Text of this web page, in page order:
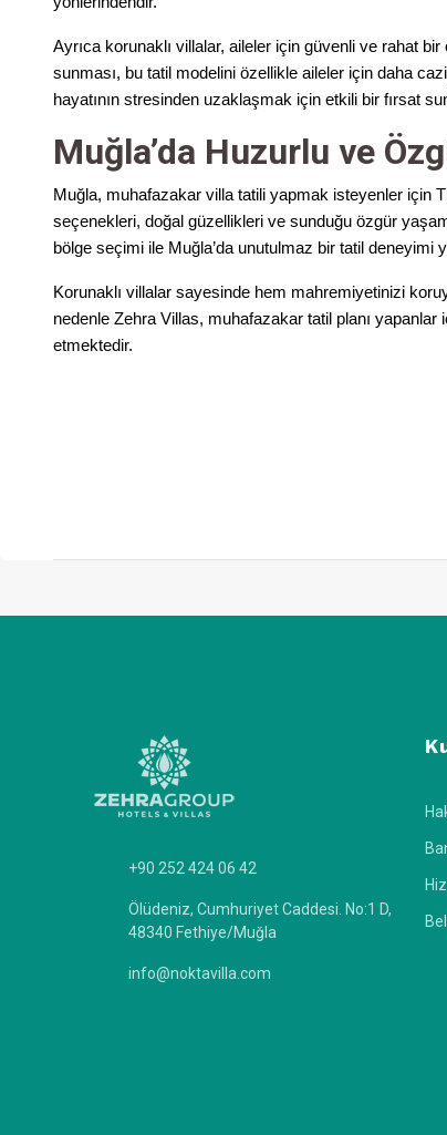
Ayrıca korunaklı villalar, aileler için güvenli ve rahat
sunması, bu tatil modelini özellikle aileler için daha
hayatının stresinden uzaklaşmak için etkili bir fırsat
Muğla’da Huzurlu ve
Muğla, muhafazakar villa tatili yapmak isteyenler için
seçenekleri, doğal güzellikleri ve sunduğu özgür
bölge seçimi ile Muğla’da unutulmaz bir tatil deneyimi
Korunaklı villalar sayesinde hem mahremiyetinizi
nedenle Zehra Villas, muhafazakar tatil planı
etmektedir.
+90 252 424 06 42
Ölüdeniz, Cumhuriyet Caddesi. No:1 D,
48340 Fethiye/Muğla
info@noktavilla.com